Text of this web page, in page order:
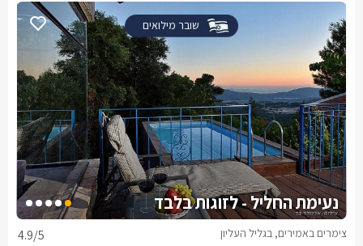
שובר מילואים
נעימת החליל - לזוגות בלבד
4.9/5 צימרים באמירים, בגליל העליון